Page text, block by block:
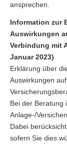
ansprechen.
Information zur
Auswirkungen
Verbindung mit
Januar 2023)
Erklärung über
Auswirkungen
Bei der Beratung
Anlage-/
Dabei
sofern Sie dies